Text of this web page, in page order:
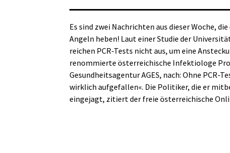
Es sind zwei Nachrichten aus dieser Woche,
Angeln heben! Laut einer Studie der
reichen PCR-Tests nicht aus, um eine
renommierte österreichische Infektiologe
Gesundheitsagentur AGES, nach: Ohne PCR-
wirklich aufgefallen«. Die Politiker, die er
eingejagt, zitiert der freie österreichische